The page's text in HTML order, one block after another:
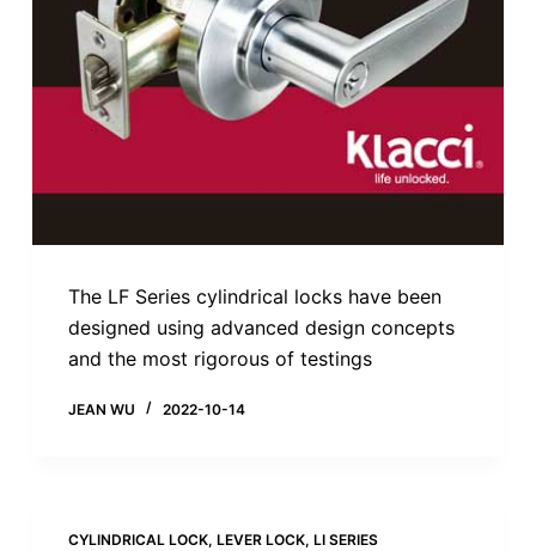
The LF Series cylindrical locks have been
designed using advanced design concepts
and the most rigorous of testings
JEAN WU 2022-10-14
CYLINDRICAL LOCK, LEVER LOCK, LI SERIES